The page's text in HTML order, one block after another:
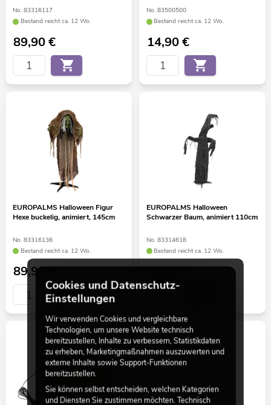
No. 83316117
Bestand reicht ca. 12 Wo.
89,90€
No. 83500500
Bestand reicht ca. 12 Wo.
14,90€
EUROPALMS Halloween Figur
Hexe buckelig, animiert, 145cm
No. 83316136
Bestand reicht ca. 12 Wo.
89,90€
EUROPALMS Halloween
Schwarzer Baum, animiert 110cm
No. 83314618
Bestand reicht ca. 12 Wo.
39,90€
Cookies und Datenschutz-
Einstellungen
Wir verwenden Cookies und vergleichbare
Technologien, um unsere Website technisch
bereitzustellen, Inhalte zu verbessern, Statistikdaten
zu erheben, Marketingmaßnahmen auszuwerten und
externe Inhalte sowie Support-Funktionen
bereitzustellen.
Sie können selbst entscheiden, welchen Kategorien
und Diensten Sie zustimmen möchten. Technisch